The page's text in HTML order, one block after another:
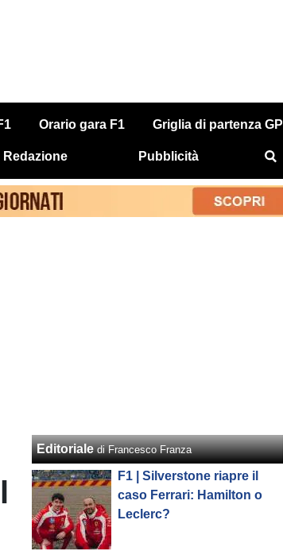
Orario gara F1 Griglia di partenza GP
Redazione Pubblicità
Editoriale di Francesco Franza
F1 | Silverstone riapre il
caso Ferrari: Hamilton o
Leclerc?